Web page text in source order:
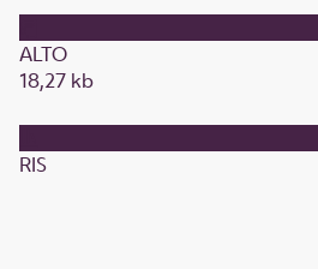
ALTO
18,27 kb
RIS